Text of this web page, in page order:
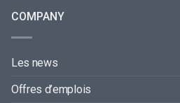
COMPANY
Les news
Offres d’emplois